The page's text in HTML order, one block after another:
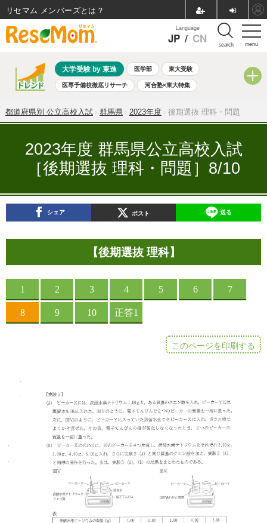
menu
Language
JP / CN search
大学受験 by 東進 医学部 東大受験
医専予備校徹底リサーチ 河合塾×東大特集
共通テスト 夏休み 8月開催学校説明会・相談会
自由研究教材（小学生向け） 自由研究教材（中学生向け）
ランキング
都道府県別 公立高校入試 群馬県 2023年度 後期選抜 理科・問題
2023年度 群馬県公立高校入試
［後期選抜 理科・問題］8/10
シェア ポスト 送る
【後期選抜 理科】
このページを印刷する
リセマム メンバーズ